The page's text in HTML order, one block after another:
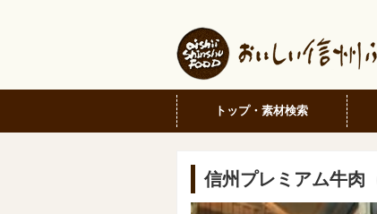
トップ・素材検索
信州プレミアム牛肉